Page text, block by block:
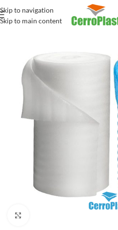
Skip to navigation
Skip to main content